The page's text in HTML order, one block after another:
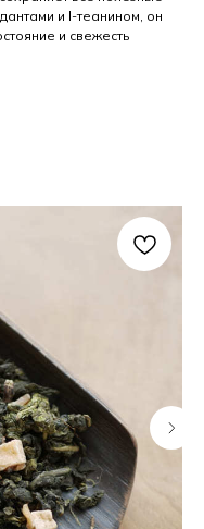
и l-теанином, он
и свежесть